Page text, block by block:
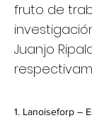
fruto de
Juanjo
1. Lanoiseforp –